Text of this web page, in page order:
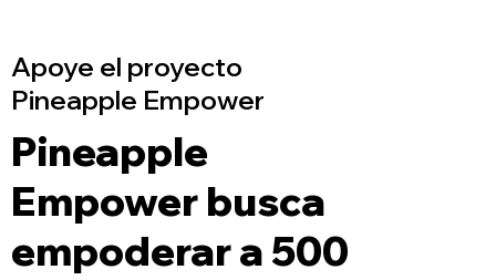
Apoye el proyecto
Pineapple Empower
Pineapple
Empower busca
empoderar a 500